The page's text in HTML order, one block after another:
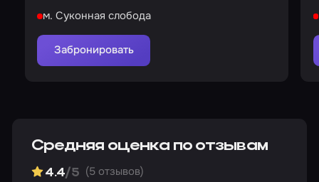
м. Суконная слобода
Забронировать
Средняя оценка по отзывам
4.4/5 (5 отзывов)